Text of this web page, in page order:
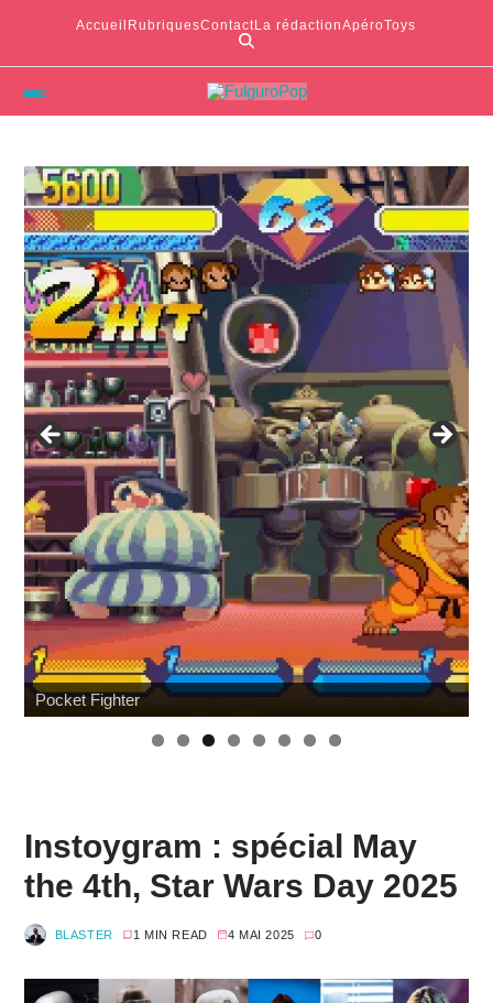
Accueil RubriquesContactLa rédactionApéroToys
Pocket Fighter
Instoygram : spécial May
the 4th, Star Wars Day 2025
BLASTER 1 MIN READ 4 MAI 2025 0